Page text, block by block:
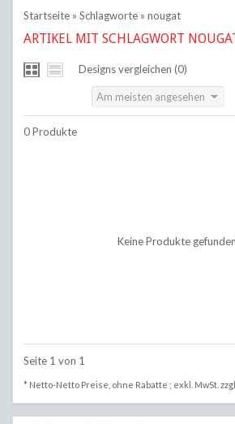
Startseite» Schlagworte» nougat
ARTIKEL MIT SCHLAGWORT
Designs vergleichen (0)
Am meisten angesehen
0 Produkte
Keine Produkte
Seite 1 von 1
* Netto-Netto Preise, ohne Rabatte ; exkl. MwSt. zzgl.